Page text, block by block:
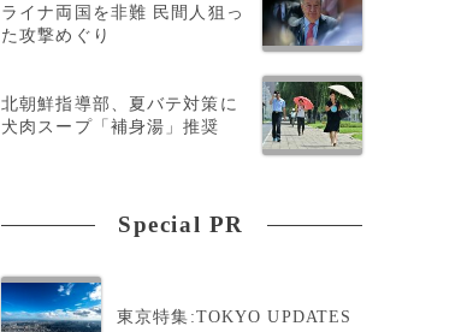
ライナ両国を非難 民間人狙っ
た攻撃めぐり
北朝鮮指導部、夏バテ対策に
犬肉スープ「補身湯」推奨
Special PR
東京特集:TOKYO UPDATES